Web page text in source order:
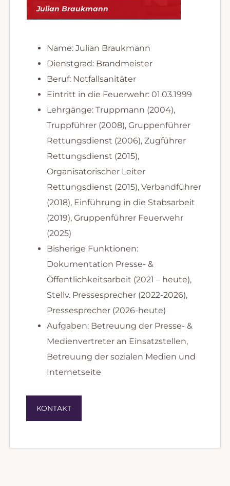
Julian Braukmann
Name: Julian Braukmann
Dienstgrad: Brandmeister
Beruf: Notfallsanitäter
Eintritt in die Feuerwehr: 01.03.1999
Lehrgänge: Truppmann (2004),
Truppführer (2008), Gruppenführer
Rettungsdienst (2006), Zugführer
Rettungsdienst (2015),
Organisatorischer Leiter
Rettungsdienst (2015), Verbandführer
(2018), Einführung in die Stabsarbeit
(2019), Gruppenführer Feuerwehr
(2025)
Bisherige Funktionen:
Dokumentation Presse- &
Öffentlichkeitsarbeit (2021 – heute),
Stellv. Pressesprecher (2022-2026),
Pressesprecher (2026-heute)
Aufgaben: Betreuung der Presse- &
Medienvertreter an Einsatzstellen,
Betreuung der sozialen Medien und
Internetseite
KONTAKT